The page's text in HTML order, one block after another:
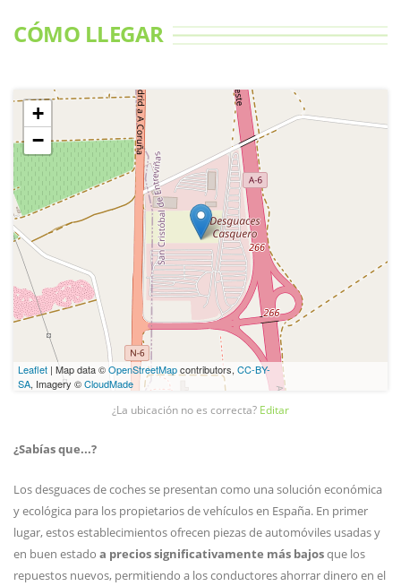
CÓMO LLEGAR
+
−
Leaflet | Map data ©OpenStreetMapcontributors, CC-BY-
SA, Imagery ©CloudMade
¿La ubicación no es correcta? Editar
¿Sabías que...?
Los desguaces de coches se presentan como una solución económica
y ecológica para los propietarios de vehículos en España. En primer
lugar, estos establecimientos ofrecen piezas de automóviles usadas y
en buen estado a precios significativamente más bajosque los
repuestos nuevos, permitiendo a los conductores ahorrar dinero en el